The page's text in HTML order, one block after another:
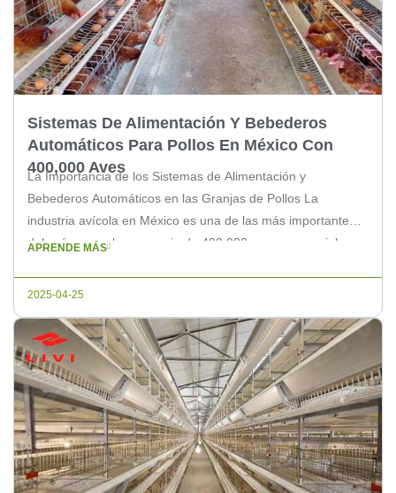
Sistemas De Alimentación Y Bebederos
Automáticos Para Pollos En México Con
400,000 Aves
La Importancia de los Sistemas de Alimentación y
Bebederos Automáticos en las Granjas de Pollos La
industria avícola en México es una de las más importantes
del país, y con la presencia de 400,000 aves, es crucial
APRENDE MÁS
2025-04-25